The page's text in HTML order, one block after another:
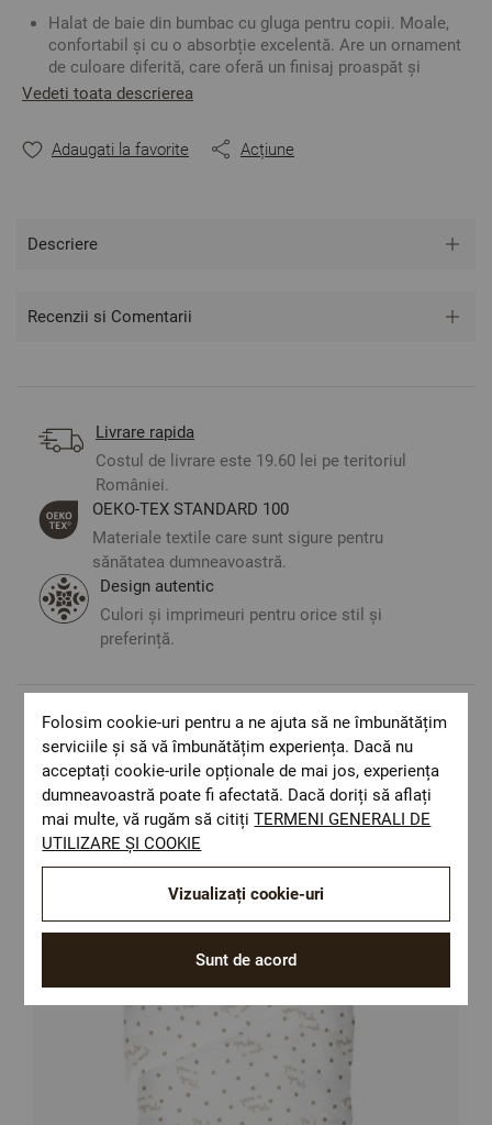
Halat de baie din bumbac cu gluga pentru copii. Moale,
confortabil și cu o absorbție excelentă. Are un ornament
de culoare diferită, care oferă un finisaj proaspăt și
frumos halatului.
copiilor
Glugă:
Buzunar: 1 exterior
**Fotografiile sunt orientative. Poate varia ușor culoarea sau
tonalitatea.
Vedeti toata descrierea
Adaugati la favorite Acțiune
Descriere
Recenzii si Comentarii
Livrare rapida
Costul de livrare este 19.60 lei pe teritoriul
României.
ОЕКО-ТЕX STANDARD 100
Materiale textile care sunt sigure pentru
sănătatea dumneavoastră.
Design autentic
Culori și imprimeuri pentru orice stil și
preferință.
Populare in aceasta categorie
Folosim cookie-uri pentru a ne ajuta să ne îmbunătățim
serviciile și să vă îmbunătățim experiența. Dacă nu
acceptați cookie-urile opționale de mai jos, experiența
dumneavoastră poate fi afectată. Dacă doriți să aflați
mai multe, vă rugăm să citițiTERMENI GENERALI DE
UTILIZARE ȘI COOKIE
Sunt de acord
Vizualizați cookie-uri